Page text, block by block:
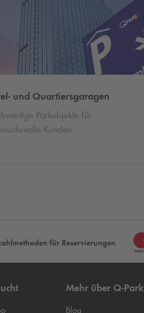
und Quartiersgaragen
Parkobjekte für
Kunden.
für Reservierungen
Mehr über Q-Park
Blog